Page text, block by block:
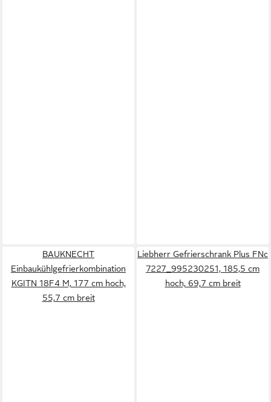
BAUKNECHT
Einbaukühlgefrierkombination
KGITN 18F4 M, 177 cm hoch,
55,7 cm breit
Liebherr Gefrierschrank Plus FNc
7227_995230251, 185,5 cm
hoch, 69,7 cm breit